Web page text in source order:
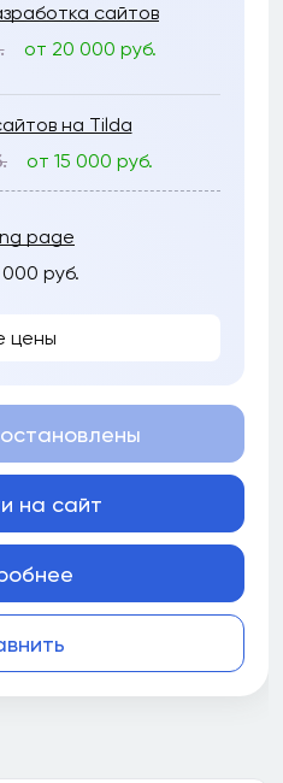
сайтов
от 20 000 руб.
на Tilda
от 15 000 руб.
page
руб.
цены
на сайт